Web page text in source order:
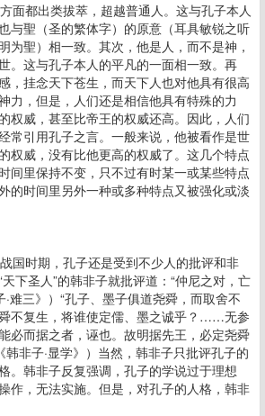
面都出类拔萃，超越普通人。这与孔子本人
与聖（圣的繁体字）的原意（耳具敏锐之听
为聖）相一致。其次，他是人，而不是神，
。这与孔子本人的平凡的一面相一致。再
，挂念天下苍生，而天下人也对他具有很高
力，但是，人们还是相信他具有特殊的力
权威，甚至比帝王的权威还高。因此，人们
常引用孔子之言。一般来说，他被看作是世
权威，没有比他更高的权威了。这几个特点
间里保持不变，只不过有时某一或某些特点
的时间里另外一种或多种特点又被强化或淡
国时期，孔子还是受到不少人的批评和非
下圣人”的韩非子就批评道：“仲尼之对，亡
难三》）“孔子、墨子俱道尧舜，而取舍不
不复生，将谁使定儒、墨之诚乎？……无参
必而据之者，诬也。故明据先王，必定尧舜
韩非子·显学》）当然，韩非子只批评孔子的
。韩非子反复强调，孔子的学说过于理想
作，无法实施。但是，对孔子的人格，韩非